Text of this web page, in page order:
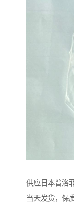
供应日本普洛
当天发货，保